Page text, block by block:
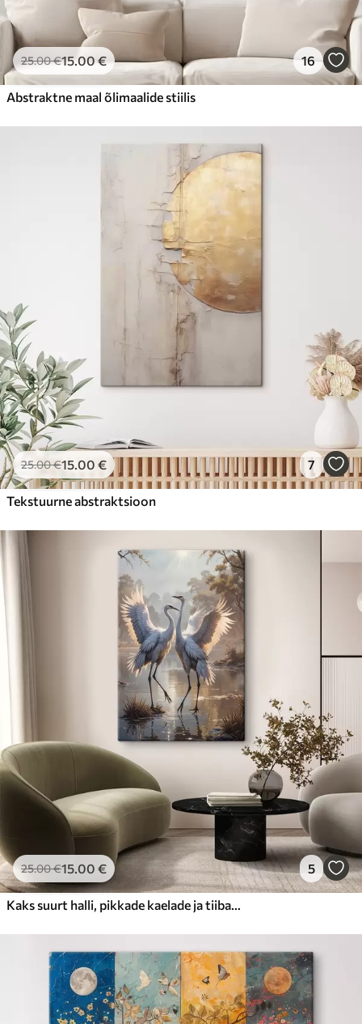
25.00€15.00€ 16
Abstraktne maal õlimaalide stiilis
25.00€15.00 € 7
Tekstuurne abstraktsioon
25.00€15.00 € 5
Kaks suurt halli, pikkade kaelade ja tiibadega kraanat, mis seisavad puudest ümbritsetud udujärves